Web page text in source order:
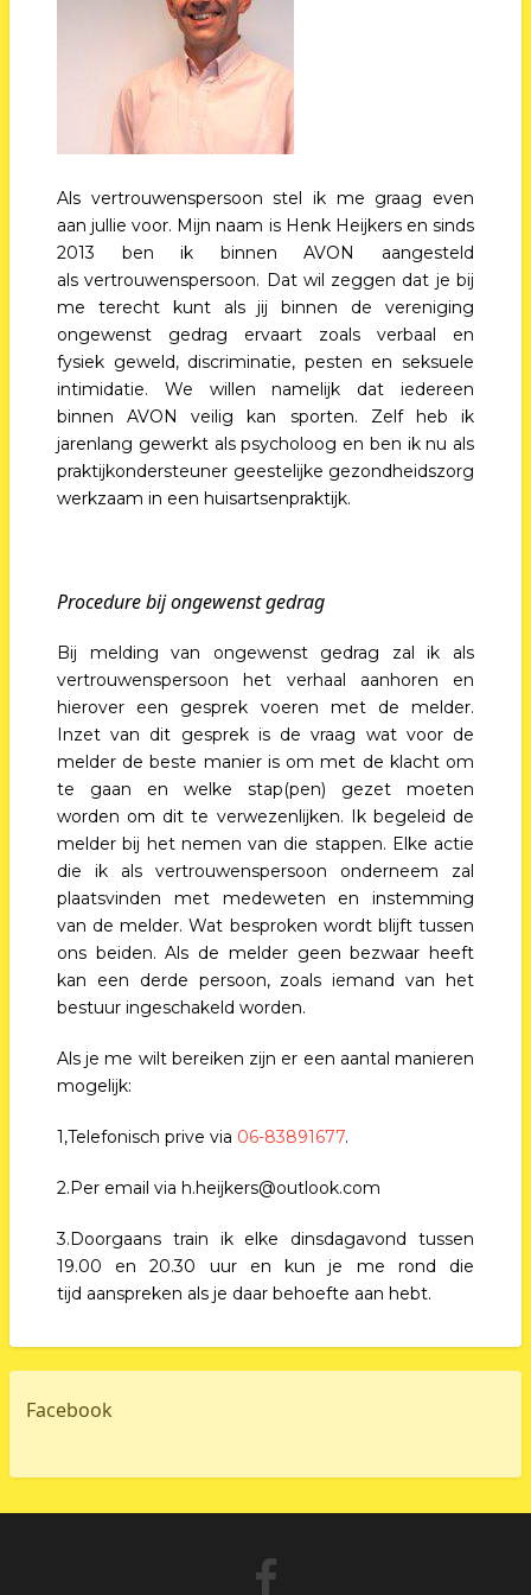
Als vertrouwenspersoon stel ik me graag even
aan jullie voor. Mijn naam is Henk Heijkers en sinds
2013 ben ik binnen AVON aangesteld
als vertrouwenspersoon. Dat wil zeggen dat je bij
me terecht kunt als jij binnen de vereniging
ongewenst gedrag ervaart zoals verbaal en
fysiek geweld, discriminatie, pesten en seksuele
intimidatie. We willen namelijk dat iedereen
binnen AVON veilig kan sporten. Zelf heb ik
jarenlang gewerkt als psycholoog en ben ik nu als
praktijkondersteuner geestelijke gezondheidszorg
werkzaam in een huisartsenpraktijk.
Procedure bij ongewenst gedrag
Bij melding van ongewenst gedrag zal ik als
vertrouwenspersoon het verhaal aanhoren en
hierover een gesprek voeren met de melder.
Inzet van dit gesprek is de vraag wat voor de
melder de beste manier is om met de klacht om
te gaan en welke stap(pen) gezet moeten
worden om dit te verwezenlijken. Ik begeleid de
melder bij het nemen van die stappen. Elke actie
die ik als vertrouwenspersoon onderneem zal
plaatsvinden met medeweten en instemming
van de melder. Wat besproken wordt blijft tussen
ons beiden. Als de melder geen bezwaar heeft
kan een derde persoon, zoals iemand van het
bestuur ingeschakeld worden.
Als je me wilt bereiken zijn er een aantal manieren
mogelijk:
1,Telefonisch prive via 06-83891677.
2.Per email via h.heijkers@outlook.com
3.Doorgaans train ik elke dinsdagavond tussen
19.00 en 20.30 uur en kun je me rond die
tijd aanspreken als je daar behoefte aan hebt.
Facebook